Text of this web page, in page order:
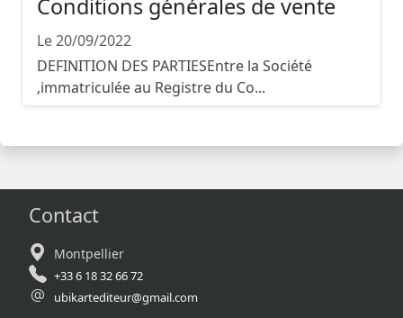
Conditions générales de vente
Le 20/09/2022
DEFINITION DES PARTIESEntre la Société
,immatriculée au Registre du Co...
Contact
Montpellier
+33 6 18 32 66 72
ubikartediteur@gmail.com